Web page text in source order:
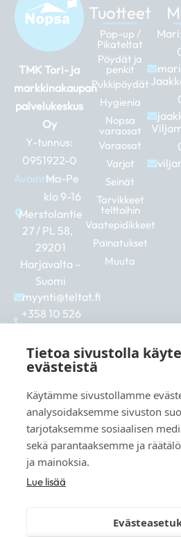
TMK Tori- ja
markkinakaupan
palvelukeskus
Oy
Y-tunnus:
0951922-0
Avoinna:Ma-Pe
klo 9-16
Merstolantie
27 / PL 58,
29201
Harjavalta –
Suomi
myynti@teltat.fi
+358 10 526
F
a
c
b
o
o
k
I
n
s
a
g
r
a
m
L
i
n
e
d
i
n
Tuotteet
Pop-up /
Pikateltat
Pöydät ja
penkit
Pukkipöydät
Hygienia
Nopsa
varaosat
Varaosat
Varjot
Seinät
Tarvikkeet
telttoihin
Vaatepidikkeet
Painatukset
Muuta
Mari:
Katso
Tietoa sivustolla
evästeistä
Käytämme sivustollamme
analysoidaksemme sivuston
tarjotaksemme sosiaalisen
sekä parantaaksemme ja
ja mainoksia.
Lue lisää